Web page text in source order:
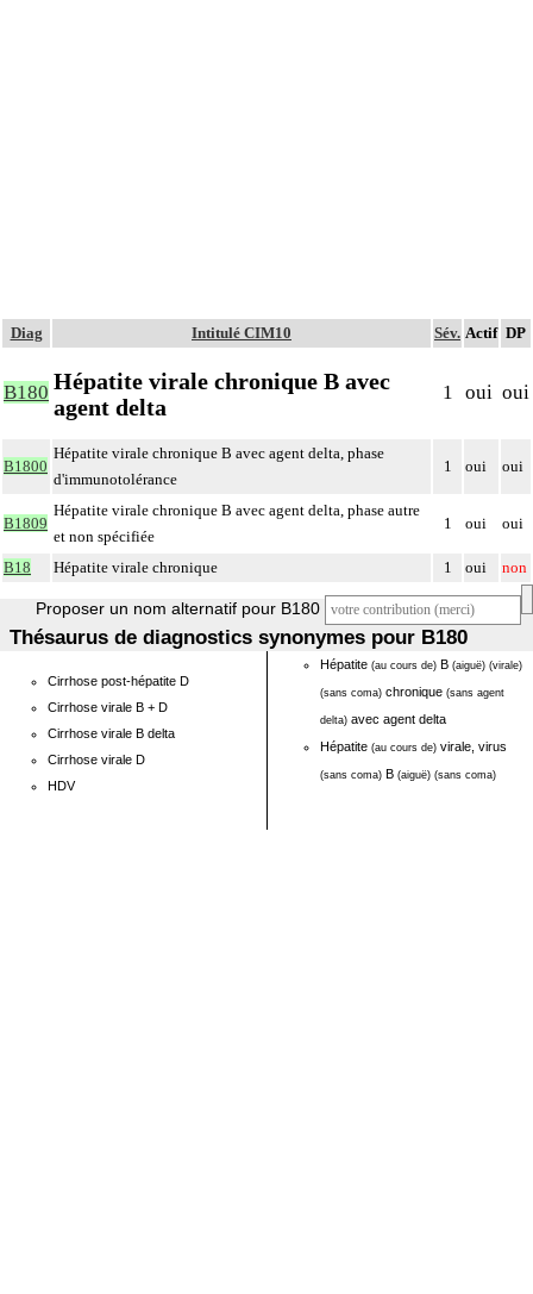
Diag Intitulé CIM10 Sév. Actif DP
B180 Hépatite virale chronique B avec
agent delta
1 oui oui
B1800
Hépatite virale chronique B avec agent delta, phase
d'immunotolérance
1 oui oui
B1809
Hépatite virale chronique B avec agent delta, phase autre
et non spécifiée
1 oui oui
B18 Hépatite virale chronique 1 oui non
Proposer un nom alternatif pour B180
Thésaurus de diagnostics synonymes pour B180
Cirrhose post-hépatite D
Cirrhose virale B + D
Cirrhose virale B delta
Cirrhose virale D
HDV
Hépatite (au cours de) B (aiguë) (virale)
(sans coma) chronique (sans agent
delta) avec agent delta
Hépatite (au cours de) virale, virus
(sans coma) B (aiguë) (sans coma)